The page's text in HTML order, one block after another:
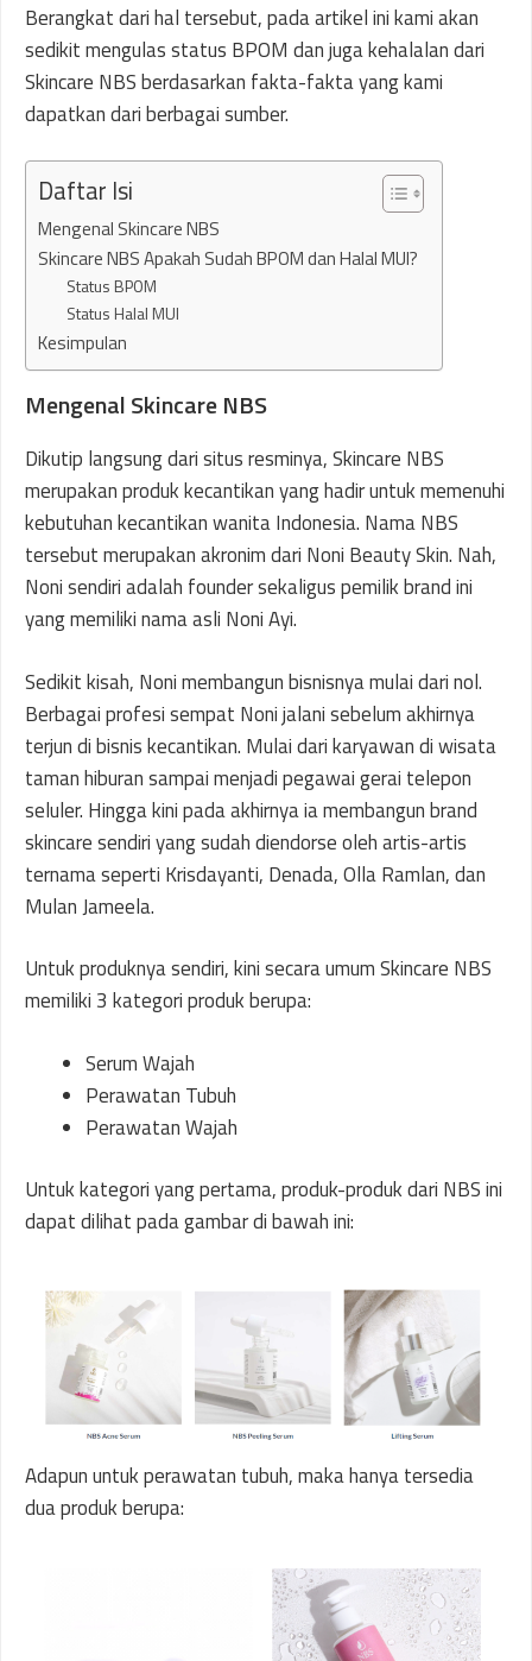
Berangkat dari hal tersebut, pada artikel ini kami akan
sedikit mengulas status BPOM dan juga kehalalan dari
Skincare NBS berdasarkan fakta-fakta yang kami
dapatkan dari berbagai sumber.
Daftar Isi
Mengenal Skincare NBS
Skincare NBS Apakah Sudah BPOM dan Halal MUI?
Status BPOM
Status Halal MUI
Kesimpulan
Mengenal Skincare NBS
Dikutip langsung dari situs resminya, Skincare NBS
merupakan produk kecantikan yang hadir untuk memenuhi
kebutuhan kecantikan wanita Indonesia. Nama NBS
tersebut merupakan akronim dari Noni Beauty Skin. Nah,
Noni sendiri adalah founder sekaligus pemilik brand ini
yang memiliki nama asli Noni Ayi.
Sedikit kisah, Noni membangun bisnisnya mulai dari nol.
Berbagai profesi sempat Noni jalani sebelum akhirnya
terjun di bisnis kecantikan. Mulai dari karyawan di wisata
taman hiburan sampai menjadi pegawai gerai telepon
seluler. Hingga kini pada akhirnya ia membangun brand
skincare sendiri yang sudah diendorse oleh artis-artis
ternama seperti Krisdayanti, Denada, Olla Ramlan, dan
Mulan Jameela.
Untuk produknya sendiri, kini secara umum Skincare NBS
memiliki 3 kategori produk berupa:
Serum Wajah
Perawatan Tubuh
Perawatan Wajah
Untuk kategori yang pertama, produk-produk dari NBS ini
dapat dilihat pada gambar di bawah ini:
Adapun untuk perawatan tubuh, maka hanya tersedia
dua produk berupa: